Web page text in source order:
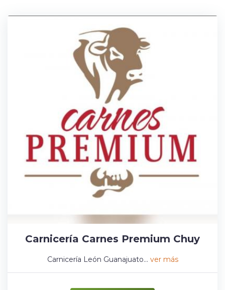
Carnicería Carnes Premium Chuy
Carnicería León Guanajuato... ver más